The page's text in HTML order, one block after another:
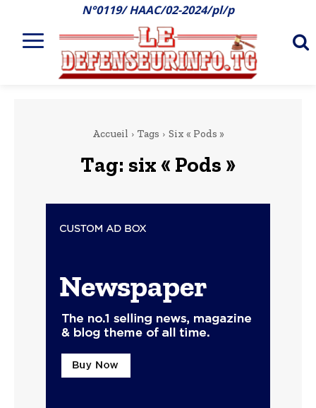
N°0119/ HAAC/02-2024/pl/p
Accueil Tags Six « Pods »
Tag: six « Pods »